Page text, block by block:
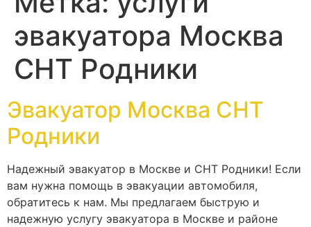
эвакуатора Москва
СНТ Родники
Эвакуатор Москва СНТ
Родники
Надежный эвакуатор в Москве и СНТ Родники! Если
вам нужна помощь в эвакуации автомобиля,
обратитесь к нам. Мы предлагаем быструю и
надежную услугу эвакуатора в Москве и районе